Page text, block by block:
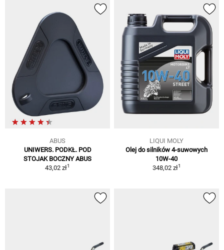
ABUS
UNIWERS. PODKŁ. POD
STOJAK BOCZNY ABUS
43,02 zł1
LIQUI MOLY
Olej do silników 4-suwowych
10W-40
348,02 zł1